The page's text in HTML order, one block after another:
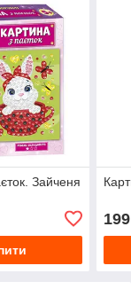
Зайченя
199